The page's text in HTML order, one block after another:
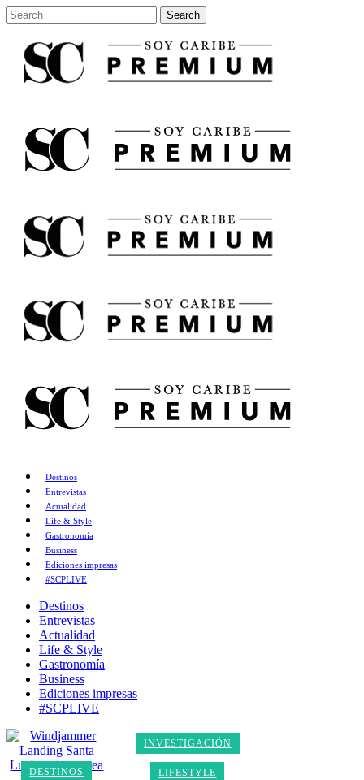
Destinos
Entrevistas
Actualidad
Life & Style
Gastronomía
Business
Ediciones impresas
#SCPLIVE
Destinos
Entrevistas
Actualidad
Life & Style
Gastronomía
Business
Ediciones impresas
#SCPLIVE
DESTINOS
INVESTIGACIÓN
LIFESTYLE